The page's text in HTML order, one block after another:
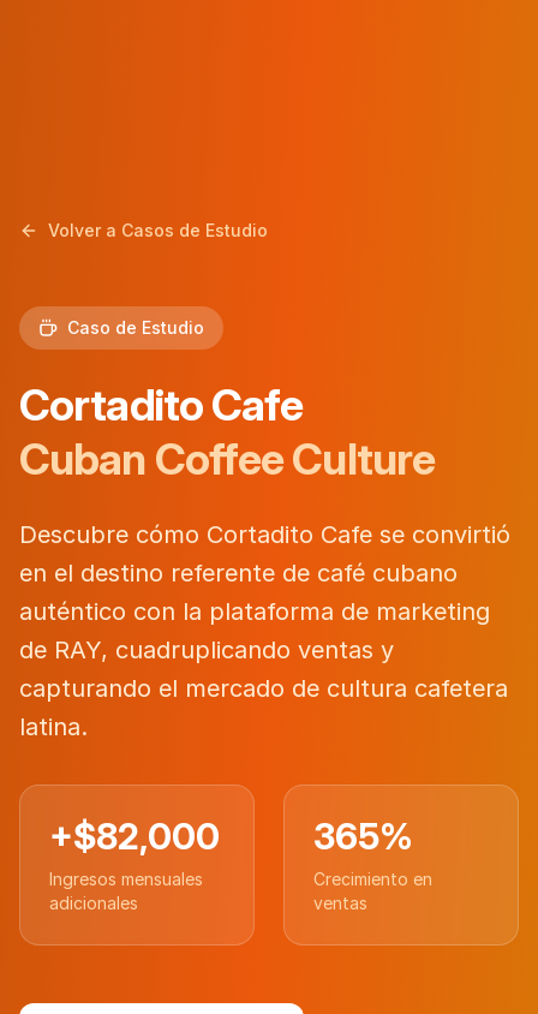
Volver a Casos de Estudio
Caso de Estudio
Cortadito Cafe
Cuban Coffee Culture
Descubre cómo Cortadito Cafe se convirtió
en el destino referente de café cubano
auténtico con la plataforma de marketing
de RAY, cuadruplicando ventas y
capturando el mercado de cultura cafetera
latina.
+$82,000
Ingresos mensuales
adicionales
365%
Crecimiento en
ventas